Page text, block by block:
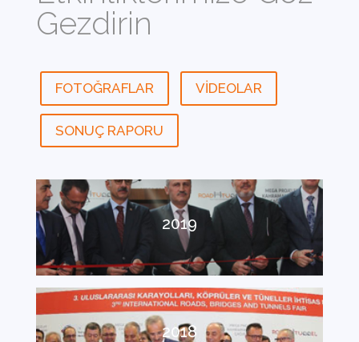
Gezdirin
FOTOĞRAFLAR VİDEOLAR
SONUÇ RAPORU
2019
2018